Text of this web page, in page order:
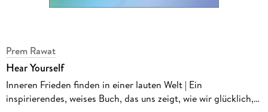
Prem Rawat
Hear Yourself
Inneren Frieden finden in einer lauten Welt | Ein
inspirierendes, weises Buch, das uns zeigt, wie wir glücklich,